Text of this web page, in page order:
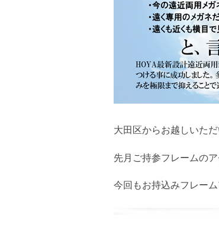
大田区からお越しいた
先月ご持参フレームの
今回もお持込みフレー